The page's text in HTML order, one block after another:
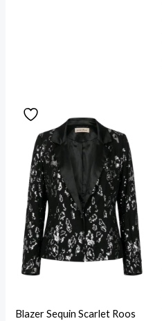
Blazer Sequin Scarlet Roos